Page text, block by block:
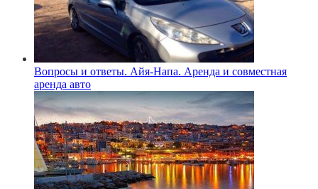
Вопросы и ответы. Айя-Напа. Аренда и совместная
аренда авто